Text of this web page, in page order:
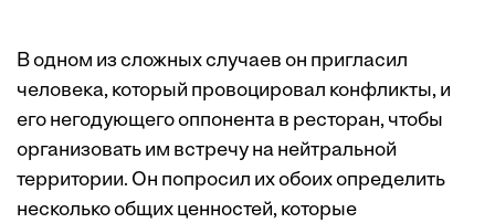
В одном из сложных случаев он пригласил
человека, который провоцировал конфликты, и
его негодующего оппонента в ресторан, чтобы
организовать им встречу на нейтральной
территории. Он попросил их обоих определить
несколько общих ценностей, которые